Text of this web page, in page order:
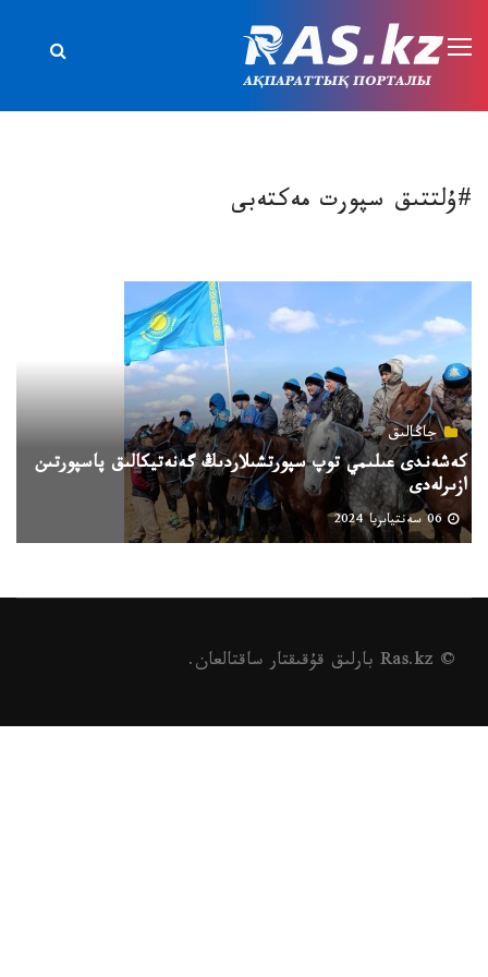
#ۇلتتىق سپورت مەكتەبى
جاڭالىق
كەشەندى عىلىمي توپ سپورتشىلاردىڭ گەنەتيكالىق پاسپورتىن
ازىرلەدى
© Ras.kz بارلىق قۇقىقتار ساقتالعان.